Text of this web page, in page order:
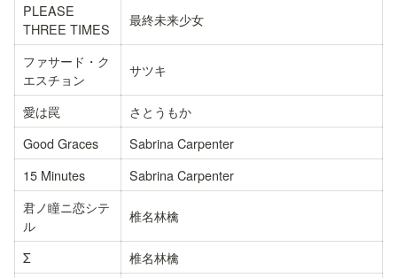
PLEASE
THREE TIMES
最終未来少女
ファサード・ク
エスチョン
サツキ
愛は罠
さとうもか
Good Graces
Sabrina Carpenter
15 Minutes
Sabrina Carpenter
君ノ瞳ニ恋シテ
ル
椎名林檎
Σ
椎名林檎